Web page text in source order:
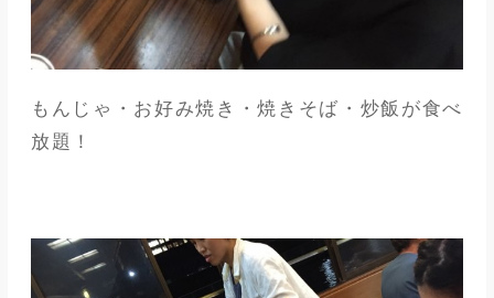
もんじゃ・お好み焼き・焼きそば・炒飯が食べ
放題！